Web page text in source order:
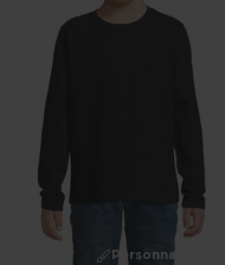
Personnalisez-le !